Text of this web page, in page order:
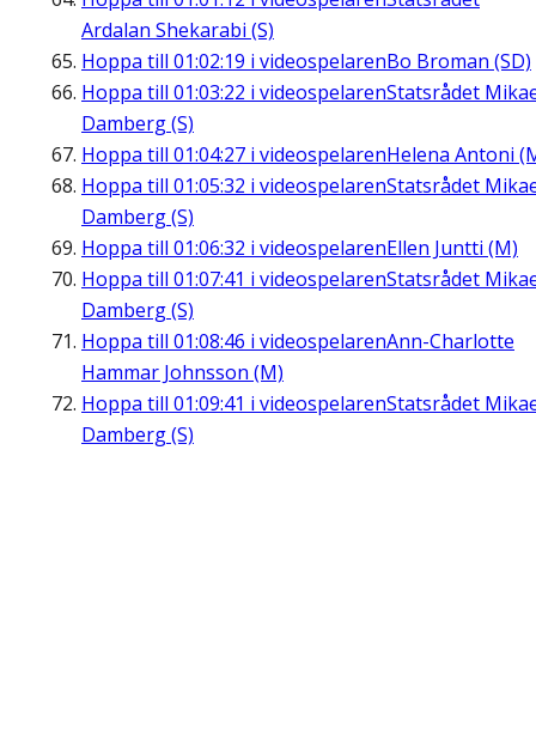
Ardalan Shekarabi (S)
Hoppa till 01:02:19 i videospelarenBo Broman (SD)
Hoppa till 01:03:22 i videospelarenStatsrådet
Damberg (S)
Hoppa till 01:04:27 i videospelarenHelena Antoni
Hoppa till 01:05:32 i videospelarenStatsrådet
Damberg (S)
Hoppa till 01:06:32 i videospelarenEllen Juntti (M)
Hoppa till 01:07:41 i videospelarenStatsrådet
Damberg (S)
Hoppa till 01:08:46 i videospelarenAnn-Charlotte
Hammar Johnsson (M)
Hoppa till 01:09:41 i videospelarenStatsrådet
Damberg (S)